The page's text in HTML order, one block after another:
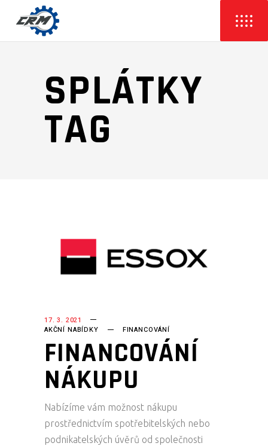
SPLÁTKY
TAG
17. 3. 2021
AKČNÍ NABÍDKY
FINANCOVÁNÍ
FINANCOVÁNÍ
NÁKUPU
Nabízíme vám možnost nákupu
prostřednictvím spotřebitelských nebo
podnikatelských úvěrů od společnosti